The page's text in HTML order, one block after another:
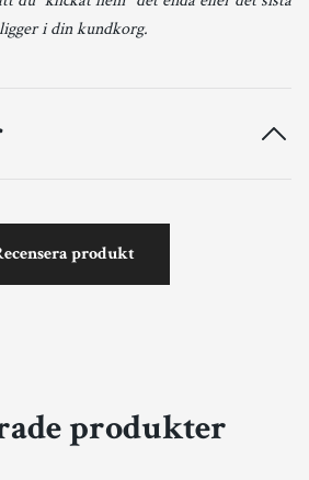
i din kundkorg.
produkt
produkter